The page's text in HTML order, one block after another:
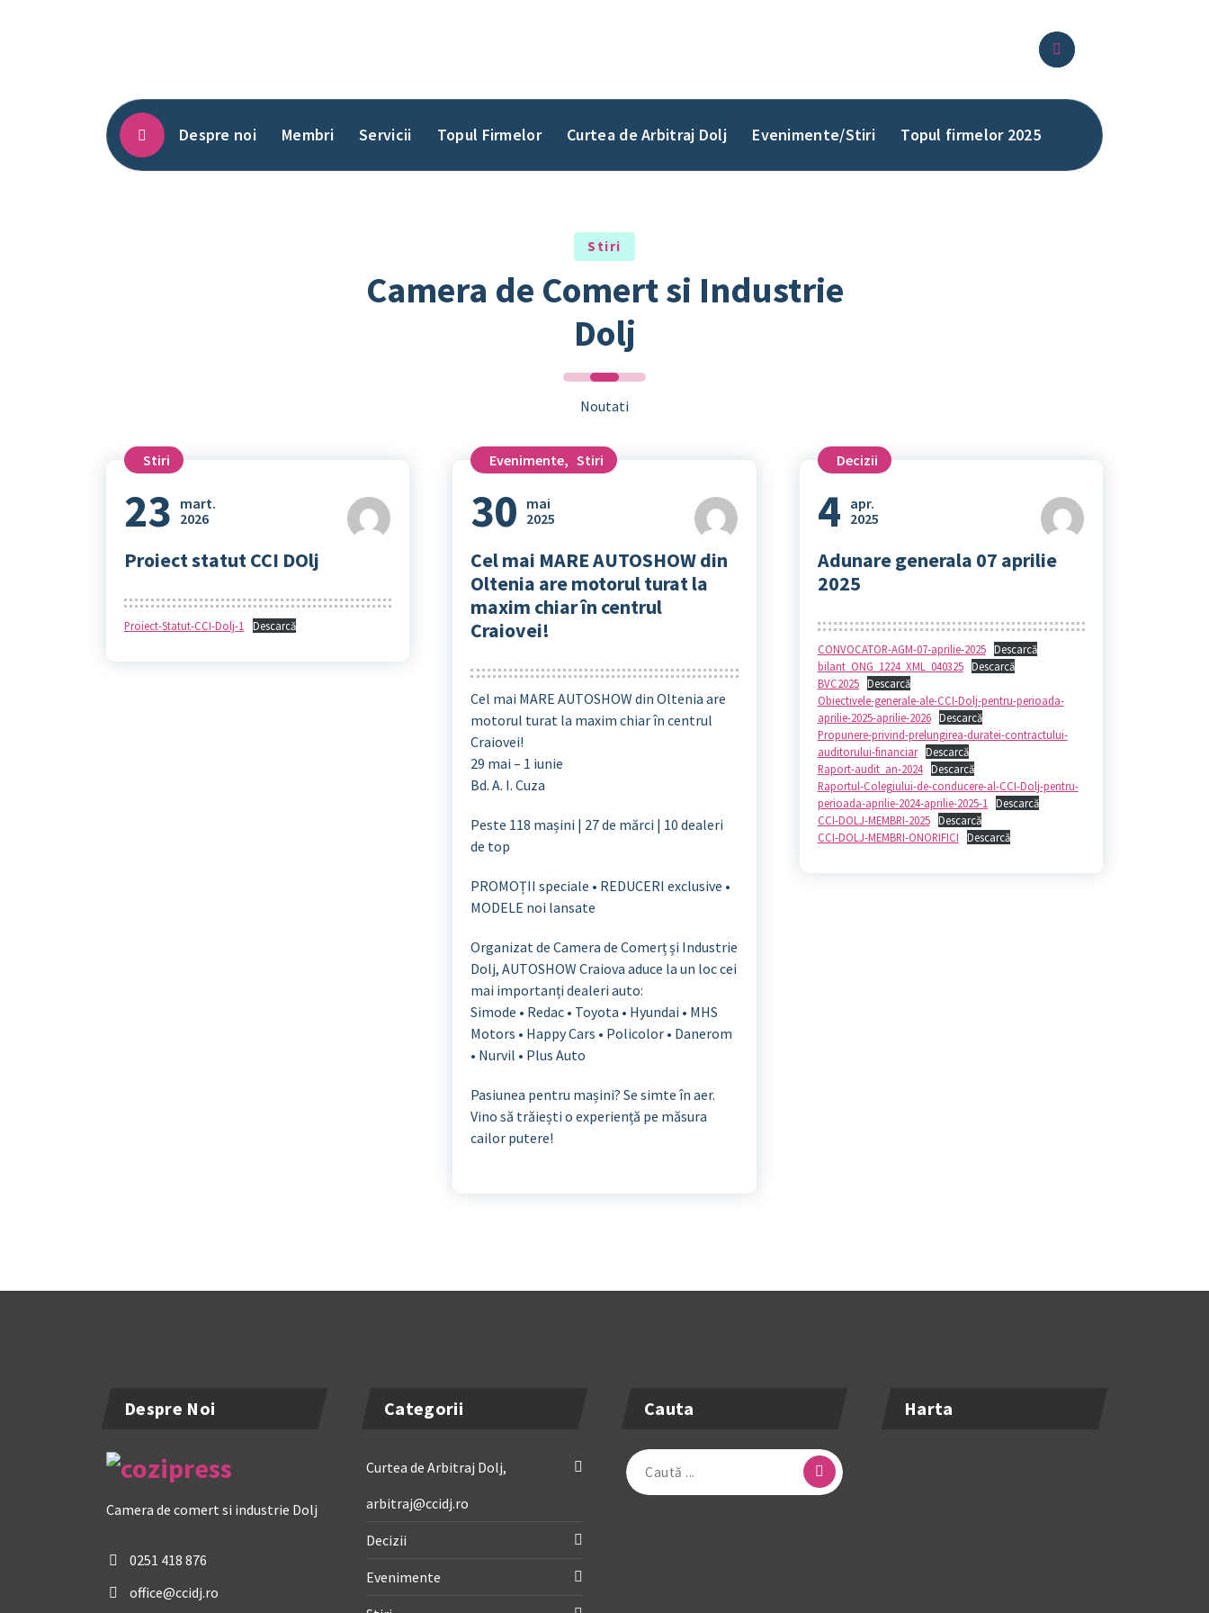
Despre noi Membri Servicii Topul Firmelor Curtea de Arbitraj Dolj Evenimente/Stiri Topul firmelor 2025
Stiri
Camera de Comert si Industrie
Dolj
Noutati
Stiri
23 mart.
2026
Proiect statut CCI DOlj
Proiect-Statut-CCI-Dolj-1 Descarcă
Evenimente, Stiri
30 mai
2025
Cel mai MARE AUTOSHOW din
Oltenia are motorul turat la
maxim chiar în centrul
Craiovei!
Cel mai MARE AUTOSHOW din Oltenia are
motorul turat la maxim chiar în centrul
Craiovei!
29 mai – 1 iunie
Bd. A. I. Cuza
Peste 118 mașini | 27 de mărci | 10 dealeri
de top
PROMOȚII speciale • REDUCERI exclusive •
MODELE noi lansate
Organizat de Camera de Comerț și Industrie
Dolj, AUTOSHOW Craiova aduce la un loc cei
mai importanți dealeri auto:
Simode • Redac • Toyota • Hyundai • MHS
Motors • Happy Cars • Policolor • Danerom
• Nurvil • Plus Auto
Pasiunea pentru mașini? Se simte în aer.
Vino să trăiești o experiență pe măsura
cailor putere!
Decizii
4 apr.
2025
Adunare generala 07 aprilie
2025
CONVOCATOR-AGM-07-aprilie-2025 Descarcă
bilant_ONG_1224_XML_040325 Descarcă
BVC2025 Descarcă
Obiectivele-generale-ale-CCI-Dolj-pentru-perioada-
aprilie-2025-aprilie-2026 Descarcă
Propunere-privind-prelungirea-duratei-contractului-
auditorului-financiar Descarcă
Raport-audit_an-2024 Descarcă
Raportul-Colegiului-de-conducere-al-CCI-Dolj-pentru-
perioada-aprilie-2024-aprilie-2025-1
Descarcă
CCI-DOLJ-MEMBRI-2025 Descarcă
CCI-DOLJ-MEMBRI-ONORIFICI
Descarcă
Despre Noi
Camera de comert si industrie Dolj
0251 418 876
office@ccidj.ro
Categorii
Curtea de Arbitraj Dolj,
arbitraj@ccidj.ro
Decizii
Evenimente
Cauta
Caută
după:
Harta